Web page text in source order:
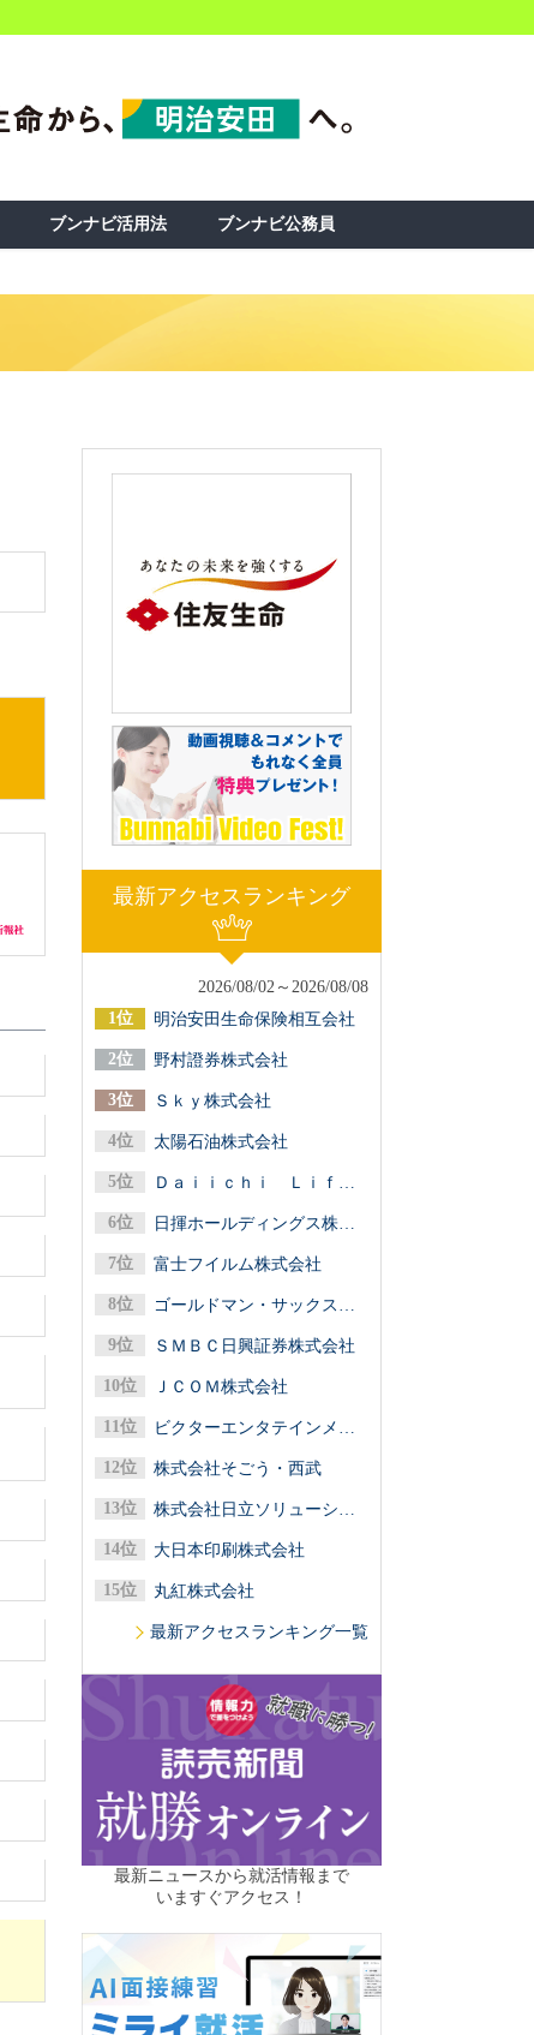
ブンナビ活用法 ブンナビ公務員
最新アクセスランキング
2026/08/02～2026/08/08
明治安田生命保険相互会社
野村證券株式会社
Ｓｋｙ株式会社
太陽石油株式会社
Ｄａｉｉｃｈｉ Ｌｉｆｅグループ（第一ライフグループ／第一生命保険）
日揮ホールディングス株式会社
富士フイルム株式会社
ゴールドマン・サックス証券株式会社
ＳＭＢＣ日興証券株式会社
ＪＣＯＭ株式会社
ビクターエンタテインメント株式会社
株式会社そごう・西武
株式会社日立ソリューションズ
大日本印刷株式会社
丸紅株式会社
最新アクセスランキング一覧
最新ニュースから就活情報まで
いますぐアクセス！